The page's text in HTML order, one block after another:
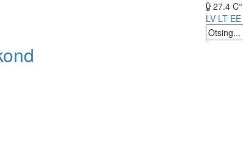
27.4 C°
LV LT EE